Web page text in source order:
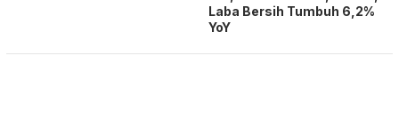
Laba Bersih Tumbuh 6,2%
YoY